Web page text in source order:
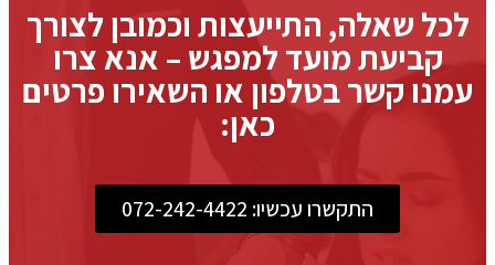
לכל שאלה, התייעצות וכמובן לצורך
קביעת מועד למפגש – אנא צרו
עמנו קשר בטלפון או השאירו פרטים
כאן:
התקשרו עכשיו: 072-242-4422